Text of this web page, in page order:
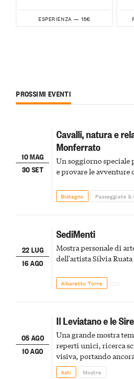
ESPERIENZA — 15€
PROSSIMI EVENTI
10 MAG
30 SET
Cavalli, natura e
Monferrato
Un soggiorno speciale
e provare le avventure
Bistagno Passeggiate
22 LUG
16 AGO
SediMenti
Mostra personale di
dell'artista Silvia Ruata
Albaretto Torre
05 AGO
10 AGO
Il Leviatano e le
Una grande mostra
reperti unici, ricerca
visiva, portando
della scena le
Asti Mostre